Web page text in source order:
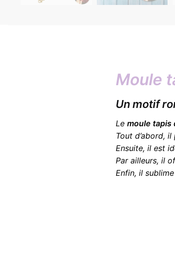
Moule
Un motif
Le moule
Tout d’abord,
Ensuite, il est
Par ailleurs, il
Enfin, il